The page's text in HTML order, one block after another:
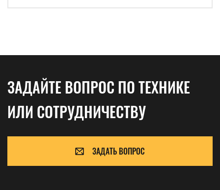
ЗАДАЙТЕ ВОПРОС ПО ТЕХНИКЕ
ИЛИ СОТРУДНИЧЕСТВУ
ЗАДАТЬ ВОПРОС